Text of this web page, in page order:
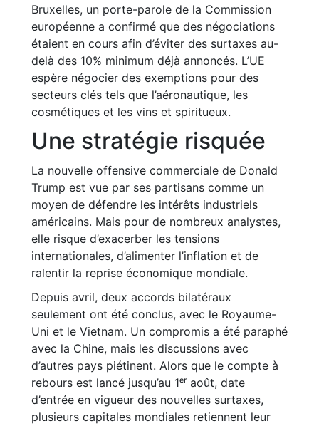
Bruxelles, un porte-parole de la Commission
européenne a confirmé que des négociations
étaient en cours afin d’éviter des surtaxes au-
delà des 10% minimum déjà annoncés. L’UE
espère négocier des exemptions pour des
secteurs clés tels que l’aéronautique, les
cosmétiques et les vins et spiritueux.
Une stratégie risquée
La nouvelle offensive commerciale de Donald
Trump est vue par ses partisans comme un
moyen de défendre les intérêts industriels
américains. Mais pour de nombreux analystes,
elle risque d’exacerber les tensions
internationales, d’alimenter l’inflation et de
ralentir la reprise économique mondiale.
Depuis avril, deux accords bilatéraux
seulement ont été conclus, avec le Royaume-
Uni et le Vietnam. Un compromis a été paraphé
avec la Chine, mais les discussions avec
d’autres pays piétinent. Alors que le compte à
rebours est lancé jusqu’au 1ᵉʳ août, date
d’entrée en vigueur des nouvelles surtaxes,
plusieurs capitales mondiales retiennent leur